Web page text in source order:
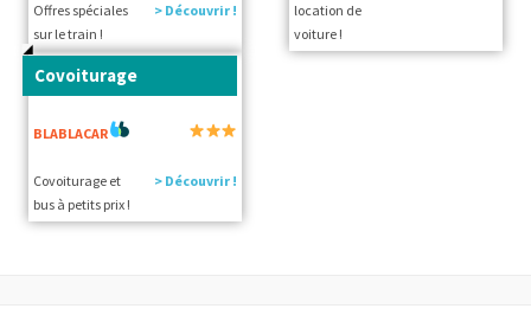
Offres spéciales
sur le train !
> Découvrir !
location de
voiture !
Covoiturage
BLABLACAR
Covoiturage et
bus à petits prix !
> Découvrir !